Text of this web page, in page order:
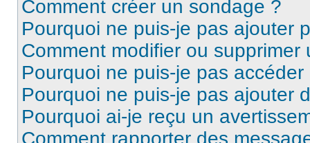
Comment créer un sondage ?
Pourquoi ne puis-je pas ajouter
Comment modifier ou supprimer
Pourquoi ne puis-je pas
Pourquoi ne puis-je pas ajouter
Pourquoi ai-je reçu un
Comment rapporter des